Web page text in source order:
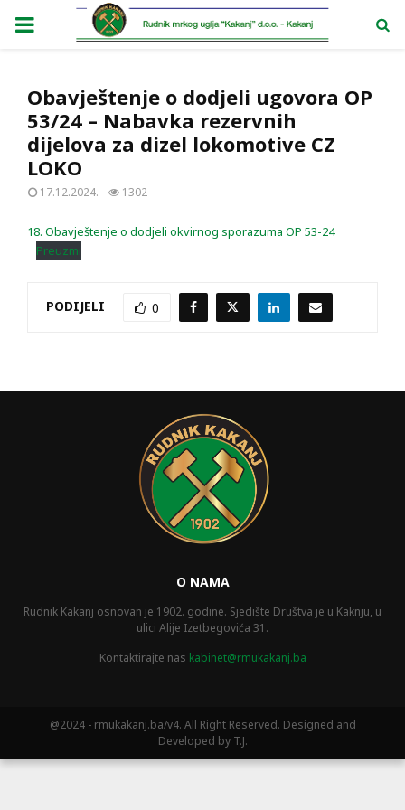
PRIMARY
Obavještenje o dodjeli ugovora OP
53/24 – Nabavka rezervnih
dijelova za dizel lokomotive CZ
LOKO
17.12.2024. 1302
18. Obavještenje o dodjeli okvirnog sporazuma OP 53-24
Preuzmi
PODIJELI 0
O NAMA
Rudnik Kakanj osnovan je 1902. godine. Sjedište Društva je u Kaknju, u
ulici Alije Izetbegovića 31.
Kontaktirajte nas kabinet@rmukakanj.ba
@2024 - rmukakanj.ba/v4. All Right Reserved. Designed and
Developed by T.J.